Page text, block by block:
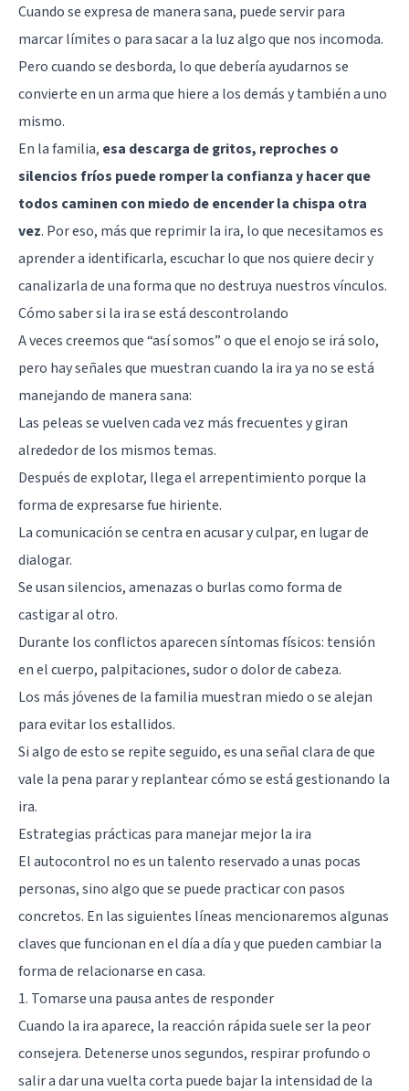
Cuando se expresa de manera sana, puede servir para
marcar límites o para sacar a la luz algo que nos incomoda.
Pero cuando se desborda, lo que debería ayudarnos se
convierte en un arma que hiere a los demás y también a uno
mismo.
En la familia, esa descarga de gritos, reproches o
silencios fríos puede romper la confianza y hacer que
todos caminen con miedo de encender la chispa otra
vez. Por eso, más que reprimir la ira, lo que necesitamos es
aprender a identificarla, escuchar lo que nos quiere decir y
canalizarla de una forma que no destruya nuestros vínculos.
Cómo saber si la ira se está descontrolando
A veces creemos que “así somos” o que el enojo se irá solo,
pero hay señales que muestran cuando la ira ya no se está
manejando de manera sana:
Las peleas se vuelven cada vez más frecuentes y giran
alrededor de los mismos temas.
Después de explotar, llega el arrepentimiento porque la
forma de expresarse fue hiriente.
La comunicación se centra en acusar y culpar, en lugar de
dialogar.
Se usan silencios, amenazas o burlas como forma de
castigar al otro.
Durante los conflictos aparecen síntomas físicos: tensión
en el cuerpo, palpitaciones, sudor o dolor de cabeza.
Los más jóvenes de la familia muestran miedo o se alejan
para evitar los estallidos.
Si algo de esto se repite seguido, es una señal clara de que
vale la pena parar y replantear cómo se está gestionando la
ira.
Estrategias prácticas para manejar mejor la ira
El autocontrol no es un talento reservado a unas pocas
personas, sino algo que se puede practicar con pasos
concretos. En las siguientes líneas mencionaremos algunas
claves que funcionan en el día a día y que pueden cambiar la
forma de relacionarse en casa.
1. Tomarse una pausa antes de responder
Cuando la ira aparece, la reacción rápida suele ser la peor
consejera. Detenerse unos segundos, respirar profundo o
salir a dar una vuelta corta puede bajar la intensidad de la